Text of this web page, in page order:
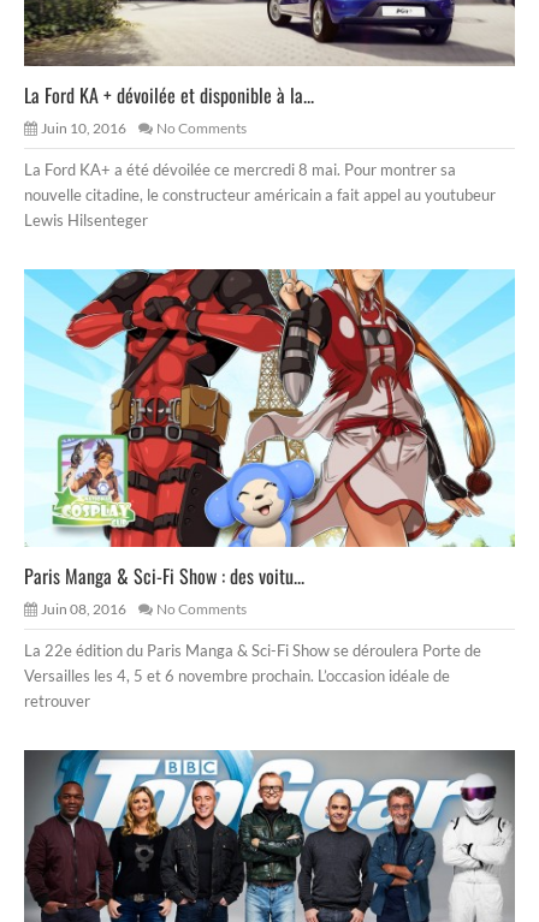
La Ford KA + dévoilée et disponible à la...
Juin 10, 2016 No Comments
La Ford KA+ a été dévoilée ce mercredi 8 mai. Pour montrer sa
nouvelle citadine, le constructeur américain a fait appel au youtubeur
Lewis Hilsenteger
Paris Manga & Sci-Fi Show : des voitu...
Juin 08, 2016 No Comments
La 22e édition du Paris Manga & Sci-Fi Show se déroulera Porte de
Versailles les 4, 5 et 6 novembre prochain. L’occasion idéale de
retrouver